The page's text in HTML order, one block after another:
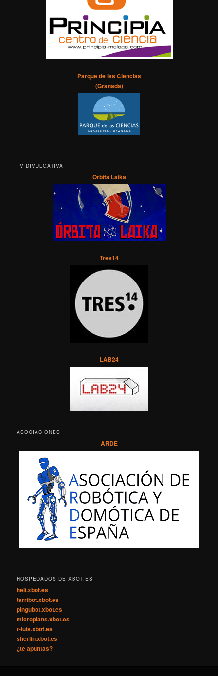
Parque de las Ciencias
(Granada)
TV DIVULGATIVA
Orbita Laika
Tres14
LAB24
ASOCIACIONES
ARDE
HOSPEDADOS DE XBOT.ES
heli.xbot.es
tarribot.xbot.es
pingubot.xbot.es
microplans.xbot.es
r-luis.xbot.es
sherlin.xbot.es
¿te apuntas?